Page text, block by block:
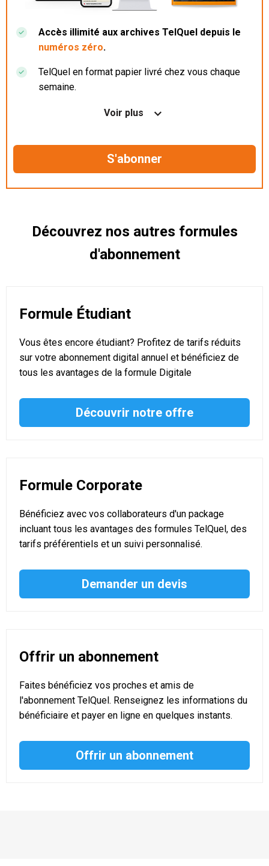
Accès illimité aux archives TelQuel depuis le
numéros zéro.
TelQuel en format papier livré chez vous chaque
semaine.
Nos articles en illimité sur ordinateur, tablette et
Le magazine TelQuel en numérique avant la sortie
Des informations confidentielles résérvées aux
Voir plus
Découvrez nos autres formules
d'abonnement
Formule Étudiant
Vous êtes encore étudiant? Profitez de tarifs réduits
sur votre abonnement digital annuel et bénéficiez de
tous les avantages de la formule Digitale
Découvrir notre offre
Formule Corporate
Bénéficiez avec vos collaborateurs d'un package
incluant tous les avantages des formules TelQuel, des
tarifs préférentiels et un suivi personnalisé.
Demander un devis
Offrir un abonnement
Faites bénéficiez vos proches et amis de
l'abonnement TelQuel. Renseignez les informations du
bénéficiaire et payer en ligne en quelques instants.
Offrir un abonnement